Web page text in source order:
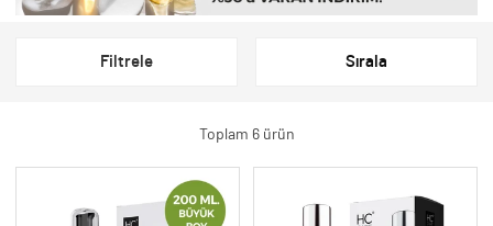
Filtrele Sırala
Toplam 6 ürün